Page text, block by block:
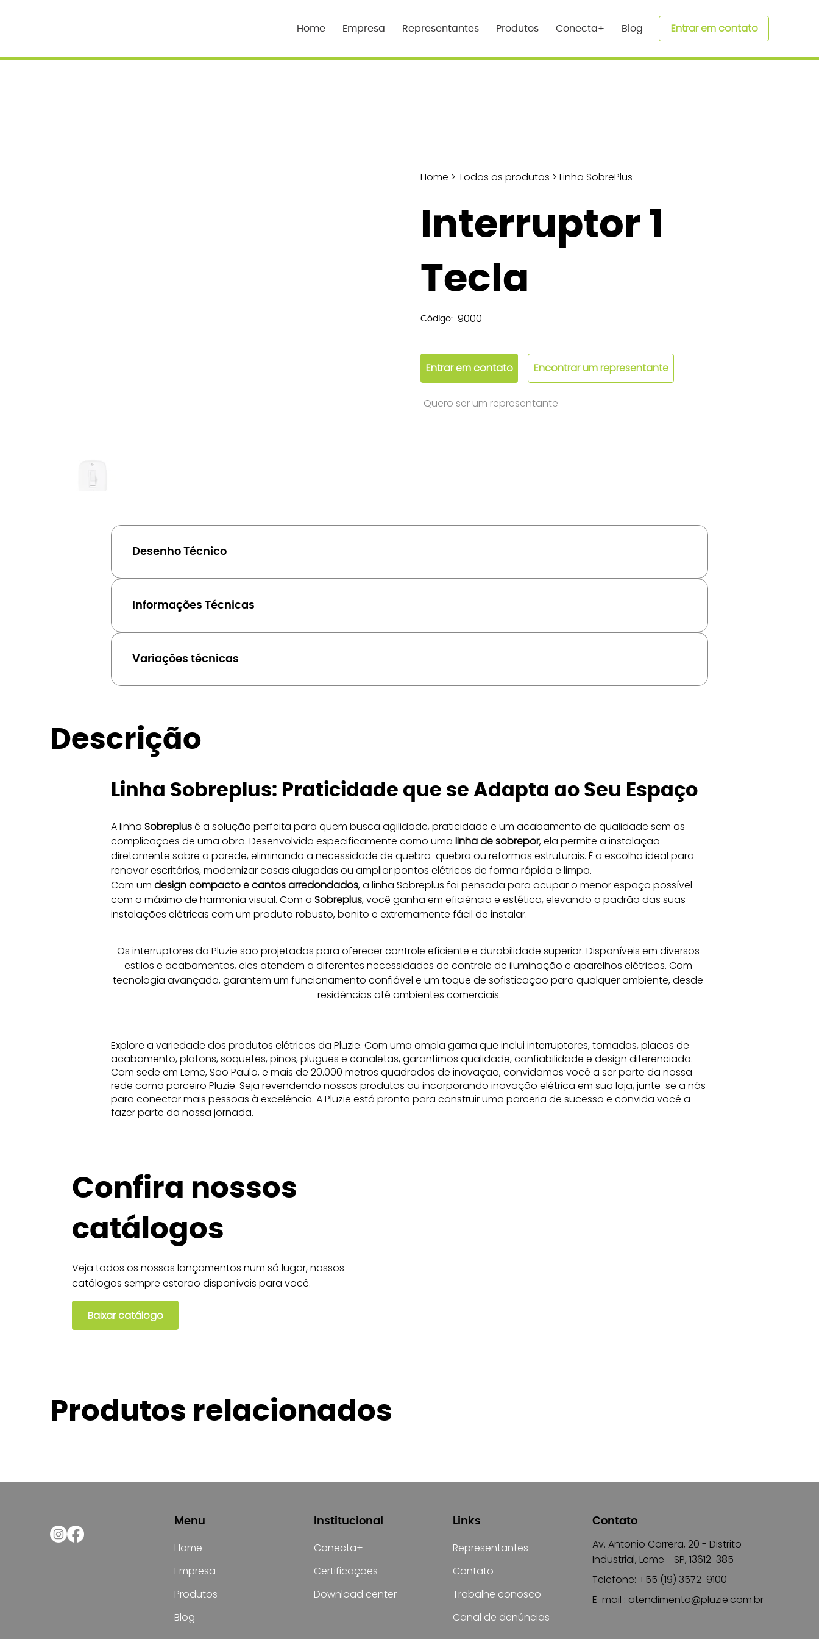
Home Empresa Representantes Produtos Conecta+ Blog Entrar em contato
Home > Todos os produtos > Linha SobrePlus
Interruptor 1
Tecla
Código: 9000
Entrar em contato Encontrar um representante
Quero ser um representante
Desenho Técnico
Informações Técnicas
Variações técnicas
Descrição
Linha Sobreplus: Praticidade que se Adapta ao Seu Espaço
A linha Sobreplus é a solução perfeita para quem busca agilidade, praticidade e um acabamento de qualidade sem as
complicações de uma obra. Desenvolvida especificamente como uma linha de sobrepor, ela permite a instalação
diretamente sobre a parede, eliminando a necessidade de quebra-quebra ou reformas estruturais. É a escolha ideal para
renovar escritórios, modernizar casas alugadas ou ampliar pontos elétricos de forma rápida e limpa.
Com um design compacto e cantos arredondados, a linha Sobreplus foi pensada para ocupar o menor espaço possível
com o máximo de harmonia visual. Com a Sobreplus, você ganha em eficiência e estética, elevando o padrão das suas
instalações elétricas com um produto robusto, bonito e extremamente fácil de instalar.
Os interruptores da Pluzie são projetados para oferecer controle eficiente e durabilidade superior. Disponíveis em diversos
estilos e acabamentos, eles atendem a diferentes necessidades de controle de iluminação e aparelhos elétricos. Com
tecnologia avançada, garantem um funcionamento confiável e um toque de sofisticação para qualquer ambiente, desde
residências até ambientes comerciais.
Explore a variedade dos produtos elétricos da Pluzie. Com uma ampla gama que inclui interruptores, tomadas, placas de
acabamento,plafons,soquetes,pinos,plugues e canaletas, garantimos qualidade, confiabilidade e design diferenciado.
Com sede em Leme, São Paulo, e mais de 20.000 metros quadrados de inovação, convidamos você a ser parte da nossa
rede como parceiro Pluzie. Seja revendendo nossos produtos ou incorporando inovação elétrica em sua loja, junte-se a nós
para conectar mais pessoas à excelência. A Pluzie está pronta para construir uma parceria de sucesso e convida você a
fazer parte da nossa jornada.
Confira nossos
catálogos
Veja todos os nossos lançamentos num só lugar, nossos
catálogos sempre estarão disponíveis para você.
Baixar catálogo
Produtos relacionados
Menu
Home
Empresa
Produtos
Blog
Institucional
Conecta+
Certificações
Download center
Links
Representantes
Contato
Trabalhe conosco
Canal de denúncias
Contato
Av. Antonio Carrera, 20 - Distrito
Industrial, Leme - SP, 13612-385
Telefone: +55 (19) 3572-9100
E-mail : atendimento@pluzie.com.br